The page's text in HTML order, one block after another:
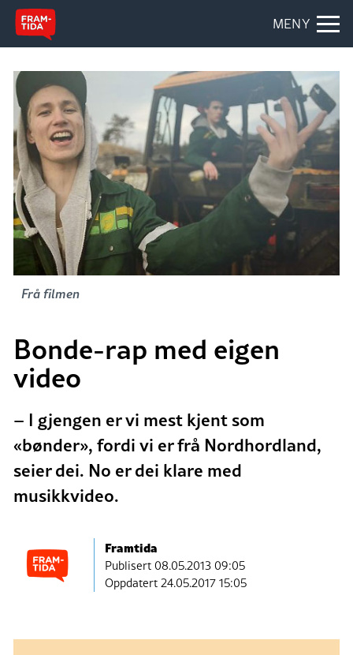
MENY
Frå filmen
Bonde-rap med eigen
video
– I gjengen er vi mest kjent som
«bønder», fordi vi er frå Nordhordland,
seier dei. No er dei klare med
musikkvideo.
Framtida
Publisert08.05.2013 09:05
Oppdatert 24.05.2017 15:05